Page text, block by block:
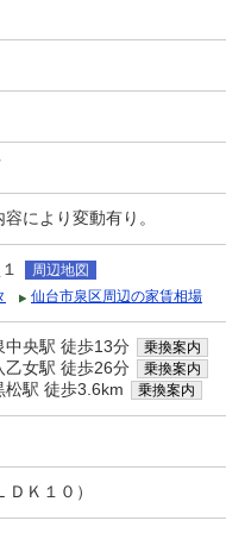
により変動有り。
周辺地図
仙台市泉区周辺の家賃相場
中央駅 徒歩13分 乗換案内
乙女駅 徒歩26分 乗換案内
松駅 徒歩3.6km 乗換案内
Ｋ１０）